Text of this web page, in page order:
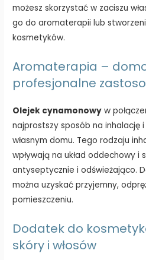
możesz skorzystać w zaciszu
go do aromaterapii lub
kosmetyków.
Aromaterapia –
profesjonalne
Olejek cynamonowy w
najprostszy sposób na inhalację
własnym domu. Tego rodzaju
wpływają na układ oddechowy i
antyseptycznie i odświeżająco.
można uzyskać przyjemny,
pomieszczeniu.
Dodatek do
skóry i włosów